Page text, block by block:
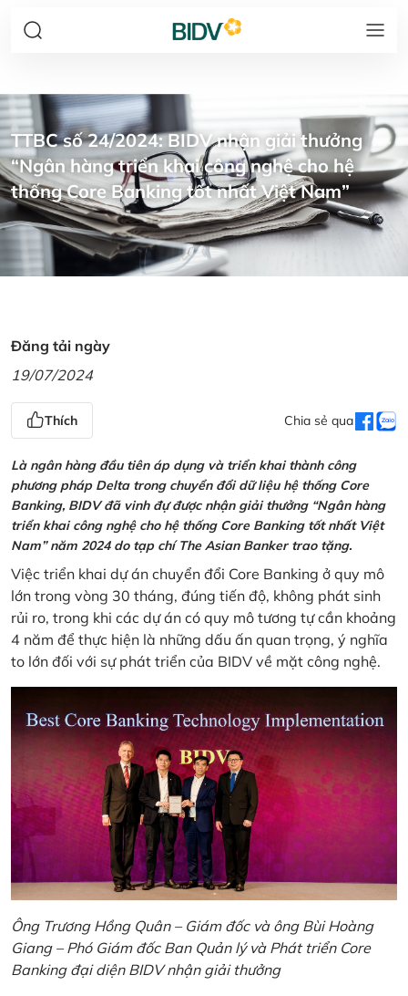
TTBC số 24/2024: BIDV nhận giải thưởng
“Ngân hàng triển khai công nghệ cho hệ
thống Core Banking tốt nhất Việt Nam”
Đăng tải ngày
19/07/2024
Thích Chia sẻ qua
Là ngân hàng đầu tiên áp dụng và triển khai thành công
phương pháp Delta trong chuyển đổi dữ liệu hệ thống Core
Banking, BIDV đã vinh đự được nhận giải thưởng “Ngân hàng
triển khai công nghệ cho hệ thống Core Banking tốt nhất Việt
Nam” năm 2024 do tạp chí The Asian Banker trao tặng.
Việc triển khai dự án chuyển đổi Core Banking ở quy mô
lớn trong vòng 30 tháng, đúng tiến độ, không phát sinh
rủi ro, trong khi các dự án có quy mô tương tự cần khoảng
4 năm để thực hiện là những dấu ấn quan trọng, ý nghĩa
to lớn đối với sự phát triển của BIDV về mặt công nghệ.
Ông Trương Hồng Quân – Giám đốc và ông Bùi Hoàng
Giang – Phó Giám đốc Ban Quản lý và Phát triển Core
Banking đại diện BIDV nhận giải thưởng